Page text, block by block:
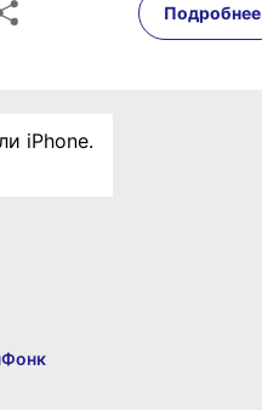
Подробнее
iPhone.
Фонк